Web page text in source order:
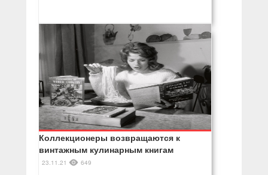
Коллекционеры возвращаются к
винтажным кулинарным книгам
23.11.21 649